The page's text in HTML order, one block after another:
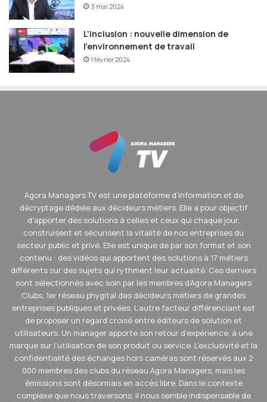
3 mai 2024
L’inclusion : nouvelle dimension de
l’environnement de travail
1 février 2024
Agora Managers TV est une plateforme d’information et de
décryptage dédiée aux décideurs métiers. Elle a pour objectif
d’apporter des solutions à celles et ceux qui chaque jour,
construisent et sécurisent la vitalité de nos entreprises du
secteur public et privé. Elle est unique de par son format et son
contenu : des vidéos qui apportent des solutions à 17 métiers
différents sur des sujets qui rythment leur actualité. Ces derniers
sont sélectionnés avec soin par les membres d’Agora Managers
Clubs, 1er réseau phygital des décideurs métiers de grandes
entreprises publiques et privées. L’autre facteur différenciant est
de proposer un regard croisé entre éditeurs de solution et
utilisateurs. Un manager apporte son retour d’expérience, à une
marque sur l’utilisation de son produit ou service. L’exclusivité et la
confidentialité des échanges hors caméras sont réservés aux 2
000 membres des clubs du réseau Agora Managers, mais les
émissions sont désormais en accès libre. Dans le contexte
complexe que nous traversons, il nous semble indispensable de